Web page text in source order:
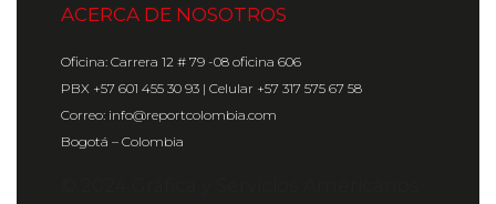
ACERCA DE NOSOTROS
Oficina: Carrera 12 # 79 -08 oficina 606
PBX +57 601 455 30 93 | Celular +57 317 575 67 58
Correo: info@reportcolombia.com
Bogotá – Colombia